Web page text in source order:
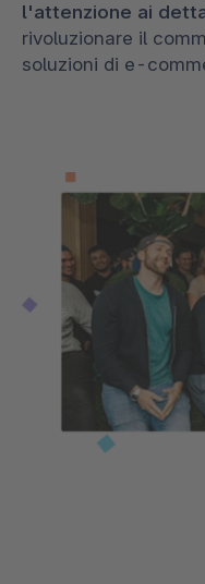
l'attenzione ai
rivoluzionare il
soluzioni di e-